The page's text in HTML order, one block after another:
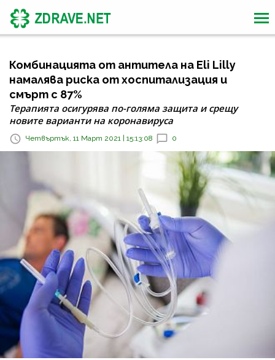
Комбинацията от антитела на Eli Lilly
намалява риска от хоспитализация и
смърт с 87%
Терапията осигурява по-голяма защита и срещу
новите варианти на коронавируса
Четвъртък, 11 Март 2021 | 15:13:08 0